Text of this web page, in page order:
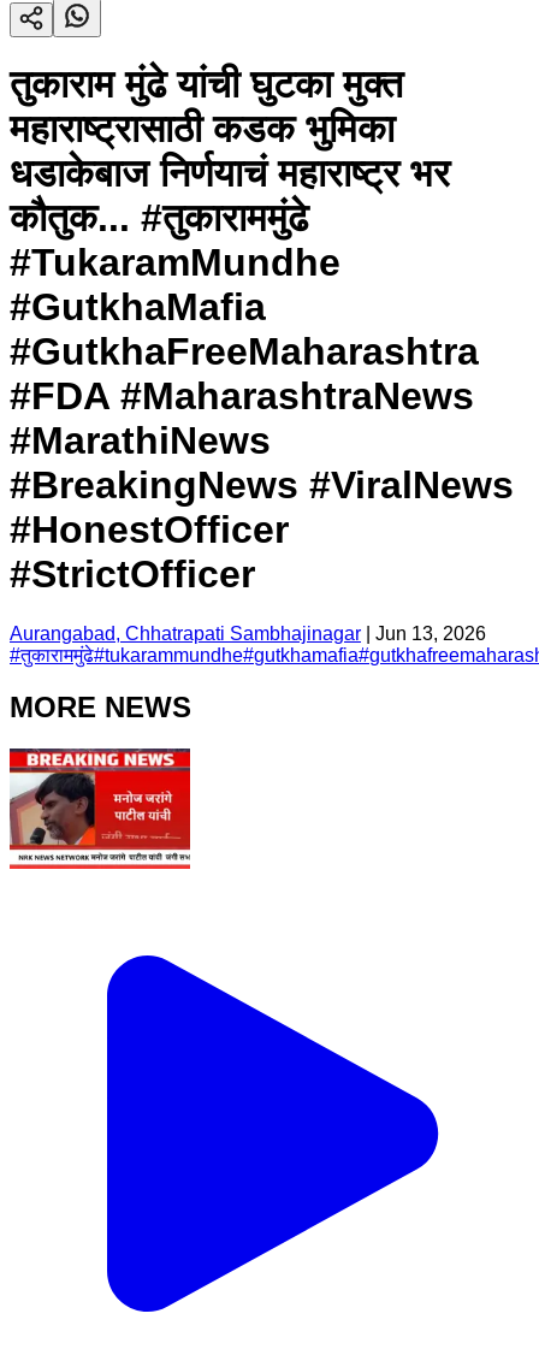
तुकाराम मुंढे यांची घुटका मुक्त
महाराष्ट्रासाठी कडक भुमिका
धडाकेबाज निर्णयाचं महाराष्ट्र भर
कौतुक... #तुकाराममुंढे
#TukaramMundhe
#GutkhaMafia
#GutkhaFreeMaharashtra
#FDA #MaharashtraNews
#MarathiNews
#BreakingNews #ViralNews
#HonestOfficer
#StrictOfficer
Aurangabad, Chhatrapati Sambhajinagar
Jun 13, 2026
#तुकाराममुंढे#tukarammundhe#gutkhamafia#
MORE NEWS